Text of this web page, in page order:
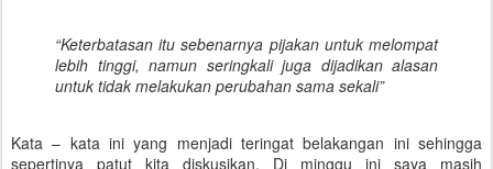
“Keterbatasan itu sebenarnya pijakan untuk melompat
lebih tinggi, namun seringkali juga dijadikan alasan
untuk tidak melakukan perubahan sama sekali”
Kata – kata ini yang menjadi teringat belakangan ini sehingga
sepertinya patut kita diskusikan. Di minggu ini saya masih